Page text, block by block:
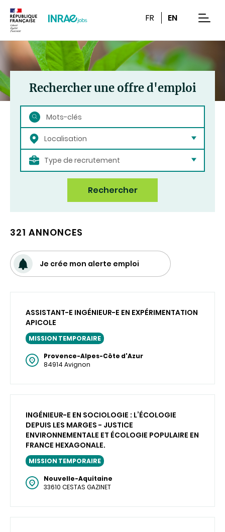
FR EN
Rechercher une offre d'emploi
Rechercher
Localisation
Type de recrutement
Rechercher
321 ANNONCES
Je crée mon alerte emploi
ASSISTANT-E INGÉNIEUR-E EN EXPÉRIMENTATION
APICOLE
MISSION TEMPORAIRE
Provence-Alpes-Côte d'Azur
84914 Avignon
INGÉNIEUR-E EN SOCIOLOGIE : L’ÉCOLOGIE
DEPUIS LES MARGES - JUSTICE
ENVIRONNEMENTALE ET ÉCOLOGIE POPULAIRE EN
FRANCE HEXAGONALE.
MISSION TEMPORAIRE
Nouvelle-Aquitaine
33610 CESTAS GAZINET